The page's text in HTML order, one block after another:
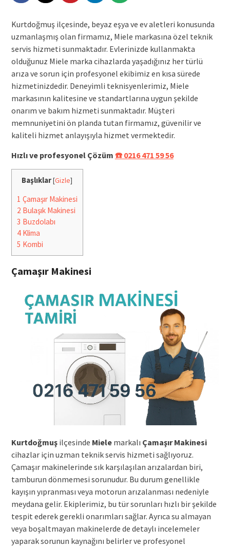
Kurtdoğmuş ilçesinde, beyaz eşya ve ev aletleri konusunda
uzmanlaşmış olan firmamız, Miele markasına özel teknik
servis hizmeti sunmaktadır. Evlerinizde kullanmakta
olduğunuz Miele marka cihazlarda yaşadığınız her türlü
arıza ve sorun için profesyonel ekibimiz en kısa sürede
hizmetinizdedir. Deneyimli teknisyenlerimiz, Miele
markasının kalitesine ve standartlarına uygun şekilde
onarım ve bakım hizmeti sunmaktadır. Müşteri
memnuniyetini ön planda tutan firmamız, güvenilir ve
kaliteli hizmet anlayışıyla hizmet vermektedir.
Hızlı ve profesyonel Çözüm ☎️ 0216 471 59 56
Başlıklar[Gizle]
1 Çamaşır Makinesi
2 Bulaşık Makinesi
3 Buzdolabı
4Klima
5 Kombi
Çamaşır Makinesi
Kurtdoğmuşilçesinde Mielemarkalı Çamaşır Makinesi
cihazlar için uzman teknik servis hizmeti sağlıyoruz.
Çamaşır makinelerinde sık karşılaşılan arızalardan biri,
tamburun dönmemesi sorunudur. Bu durum genellikle
kayışın yıpranması veya motorun arızalanması nedeniyle
meydana gelir. Ekiplerimiz, bu tür sorunları hızlı bir şekilde
tespit ederek gerekli onarımları sağlar. Ayrıca su almayan
veya boşaltmayan makinelerde de detaylı incelemeler
yaparak sorunun kaynağını belirler ve profesyonel